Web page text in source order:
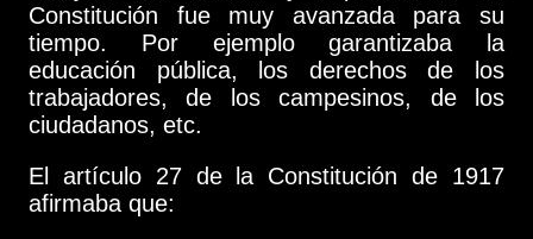
Constitución fue muy avanzada para su
tiempo. Por ejemplo garantizaba la
educación pública, los derechos de los
trabajadores, de los campesinos, de los
ciudadanos, etc.
El artículo 27 de la Constitución de 1917
afirmaba que: